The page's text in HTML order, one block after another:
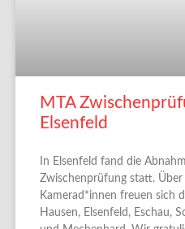
MTA
Elsenfeld
In Elsenfeld fand die
Zwischenprüfung statt. Über
Kamerad*innen freuen sich
Hausen, Elsenfeld, Eschau,